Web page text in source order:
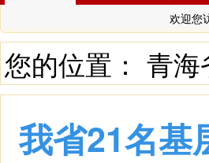
欢迎您
您的位置： 青海
我省21名基